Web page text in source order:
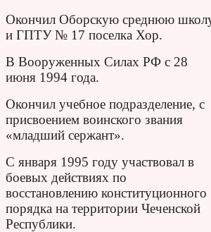
Окончил Оборскую среднюю
и ГПТУ № 17 поселка Хор.
В Вооруженных Силах РФ с 28
июня 1994 года.
Окончил учебное подразделение, с
присвоением воинского звания
«младший сержант».
С января 1995 году участвовал в
боевых действиях по
восстановлению конституционного
порядка на территории Чеченской
Республики.